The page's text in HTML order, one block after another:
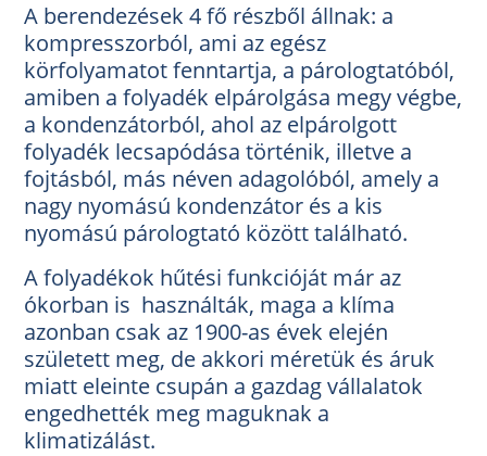
A berendezések 4 fő részből állnak: a
kompresszorból, ami az egész
körfolyamatot fenntartja, a párologtatóból,
amiben a folyadék elpárolgása megy végbe,
a kondenzátorból, ahol az elpárolgott
folyadék lecsapódása történik, illetve a
fojtásból, más néven adagolóból, amely a
nagy nyomású kondenzátor és a kis
nyomású párologtató között található.
A folyadékok hűtési funkcióját már az
ókorban is használták, maga a klíma
azonban csak az 1900-as évek elején
született meg, de akkori méretük és áruk
miatt eleinte csupán a gazdag vállalatok
engedhették meg maguknak a
klimatizálást.